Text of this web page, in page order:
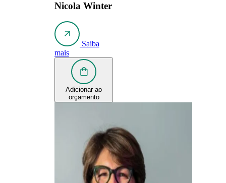
Nicola Winter
Saiba
mais
Adicionar ao
orçamento